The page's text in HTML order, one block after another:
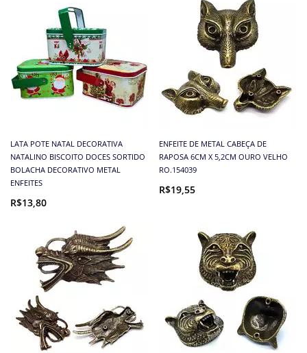
LATA POTE NATAL DECORATIVA
NATALINO BISCOITO DOCES SORTIDO
BOLACHA DECORATIVO METAL
ENFEITES
R$13,80
ENFEITE DE METAL CABEÇA DE
RAPOSA 6CM X 5,2CM OURO VELHO
RO.154039
R$19,55